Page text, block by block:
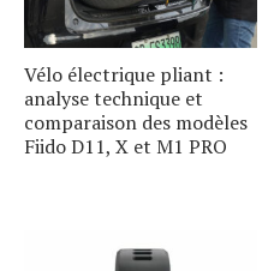
Vélo électrique pliant :
analyse technique et
comparaison des modèles
Fiido D11, X et M1 PRO